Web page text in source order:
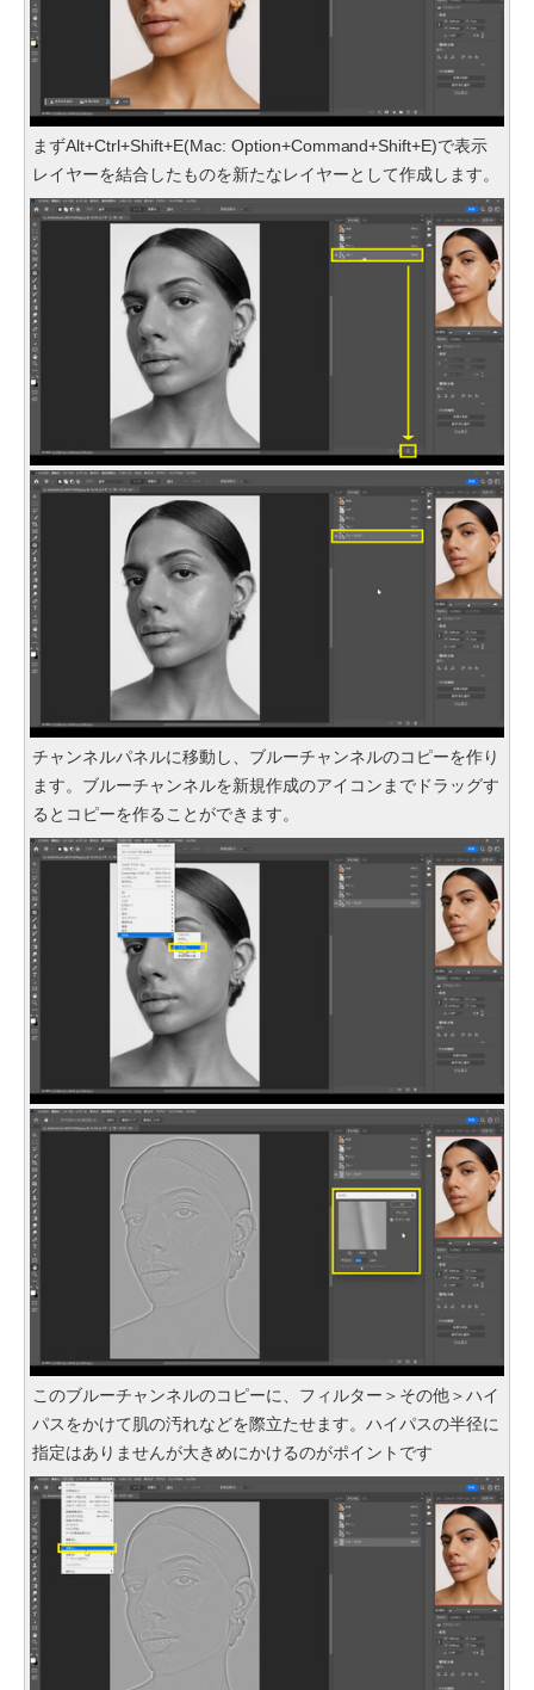
まずAlt+Ctrl+Shift+E(Mac: Option+Command+Shift+E)で表示
レイヤーを結合したものを新たなレイヤーとして作成します。
チャンネルパネルに移動し、ブルーチャンネルのコピーを作り
ます。ブルーチャンネルを新規作成のアイコンまでドラッグす
るとコピーを作ることができます。
このブルーチャンネルのコピーに、フィルター＞その他＞ハイ
パスをかけて肌の汚れなどを際立たせます。ハイパスの半径に
指定はありませんが大きめにかけるのがポイントです